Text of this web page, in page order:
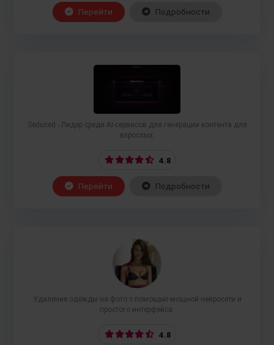
Перейти Подробности
Seduced - Лидер среди AI-сервисов для генерации контента для
взрослых.
4.8
Перейти Подробности
Удаление одежды на фото с помощью мощной нейросети и
простого интерфейса.
4.8